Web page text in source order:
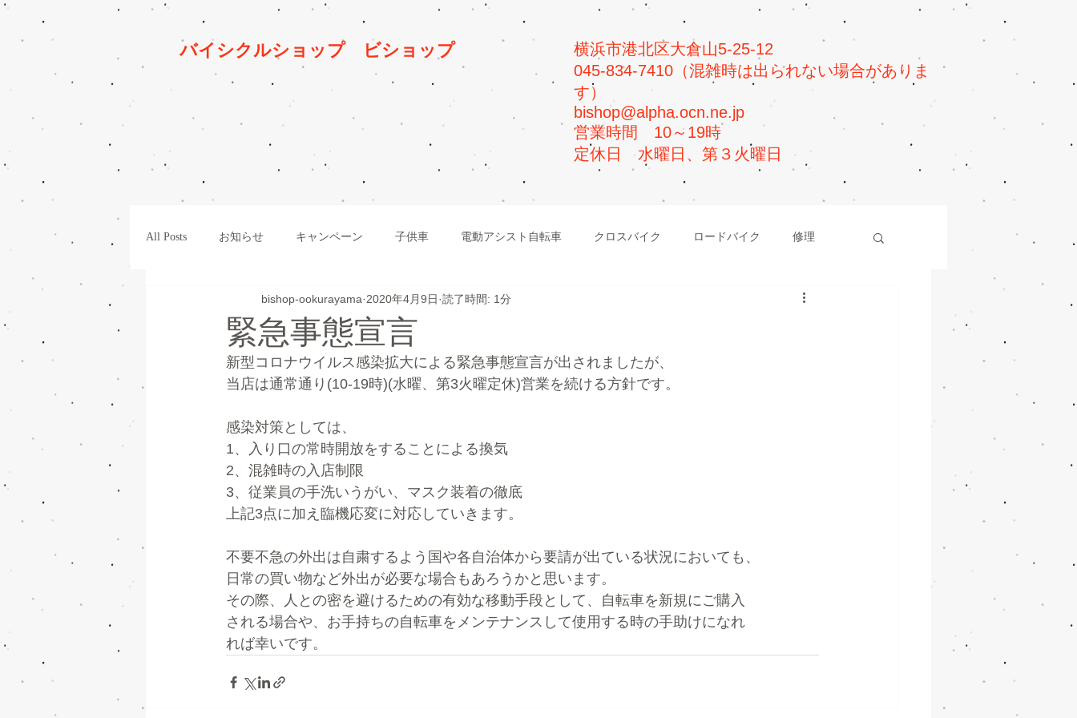
バイシクルショップ ビショップ
横浜市港北区大倉山5-25-12
045-834-7410（混雑時は出られない場合がありま
す）
bishop@alpha.ocn.ne.jp
​営業時間 10～19時
​定休日 水曜日、第３火曜日
All Posts お知らせ キャンペーン 子供車 電動アシスト自転車 クロスバイク ロードバイク 修理
整備 一般車 ビーチクルーザー マウンテンバイク
緊急事態宣言
bishop-ookurayama 2020年4月9日 読了時間: 1分
新型コロナウイルス感染拡大による緊急事態宣言が出されましたが、
当店は通常通り(10-19時)(水曜、第3火曜定休)営業を続ける方針です。
感染対策としては、
1、入り口の常時開放をすることによる換気
2、混雑時の入店制限
3、従業員の手洗いうがい、マスク装着の徹底
上記3点に加え臨機応変に対応していきます。
不要不急の外出は自粛するよう国や各自治体から要請が出ている状況においても、
日常の買い物など外出が必要な場合もあろうかと思います。
その際、人との密を避けるための有効な移動手段として、自転車を新規にご購入
される場合や、お手持ちの自転車をメンテナンスして使用する時の手助けになれ
れば幸いです。